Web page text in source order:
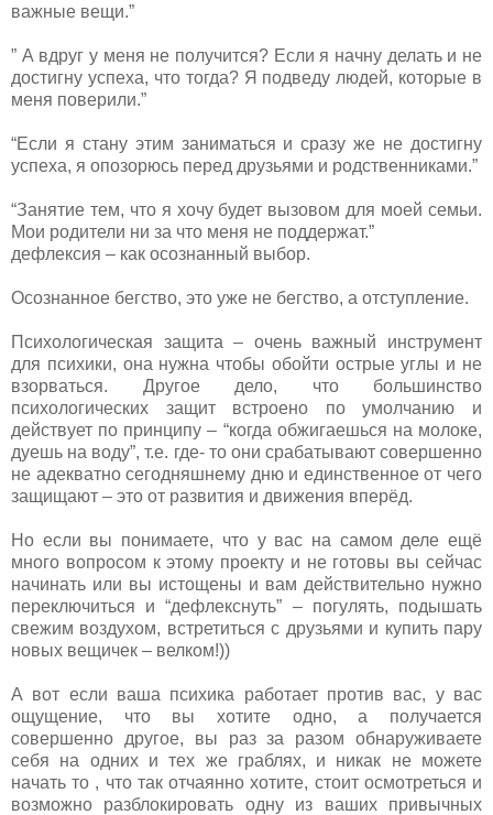
важные вещи.”
” А вдруг у меня не получится? Если я начну делать и не
достигну успеха, что тогда? Я подведу людей, которые в
меня поверили.”
“Если я стану этим заниматься и сразу же не достигну
успеха, я опозорюсь перед друзьями и родственниками.”
“Занятие тем, что я хочу будет вызовом для моей семьи.
Мои родители ни за что меня не поддержат.”
дефлексия – как осознанный выбор.
Осознанное бегство, это уже не бегство, а отступление.
Психологическая защита – очень важный инструмент
для психики, она нужна чтобы обойти острые углы и не
взорваться. Другое дело, что большинство
психологических защит встроено по умолчанию и
действует по принципу – “когда обжигаешься на молоке,
дуешь на воду”, т.е. где- то они срабатывают совершенно
не адекватно сегодняшнему дню и единственное от чего
защищают – это от развития и движения вперёд.
Но если вы понимаете, что у вас на самом деле ещё
много вопросом к этому проекту и не готовы вы сейчас
начинать или вы истощены и вам действительно нужно
переключиться и “дефлекснуть” – погулять, подышать
свежим воздухом, встретиться с друзьями и купить пару
новых вещичек – велком!))
А вот если ваша психика работает против вас, у вас
ощущение, что вы хотите одно, а получается
совершенно другое, вы раз за разом обнаруживаете
себя на одних и тех же граблях, и никак не можете
начать то , что так отчаянно хотите, стоит осмотреться и
возможно разблокировать одну из ваших привычных